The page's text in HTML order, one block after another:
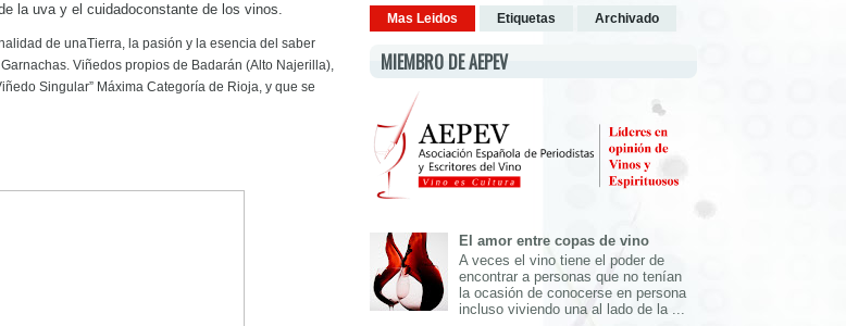
la uva y el cuidadoconstante de los vinos.
de unaTierra, la pasión y la esencia del saber
Viñedos propios de Badarán (Alto Najerilla),
Singular” Máxima Categoría de Rioja, y que se
Mas Leidos Etiquetas Archivado
MIEMBRO DE AEPEV
El amor entre copas de vino
A veces el vino tiene el poder de
encontrar a personas que no tenían
la ocasión de conocerse en persona
incluso viviendo una al lado de la ...